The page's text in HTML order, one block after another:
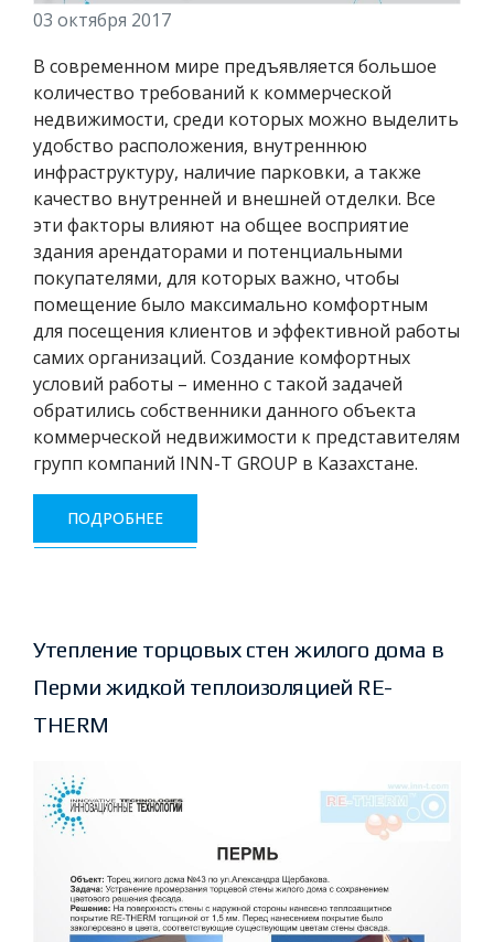
03 октября 2017
В современном мире предъявляется большое
количество требований к коммерческой
недвижимости, среди которых можно выделить
удобство расположения, внутреннюю
инфраструктуру, наличие парковки, а также
качество внутренней и внешней отделки. Все
эти факторы влияют на общее восприятие
здания арендаторами и потенциальными
покупателями, для которых важно, чтобы
помещение было максимально комфортным
для посещения клиентов и эффективной работы
самих организаций. Создание комфортных
условий работы – именно с такой задачей
обратились собственники данного объекта
коммерческой недвижимости к представителям
групп компаний INN-T GROUP в Казахстане.
ПОДРОБНЕЕ
Утепление торцовых стен жилого дома в
Перми жидкой теплоизоляцией RE-
THERM